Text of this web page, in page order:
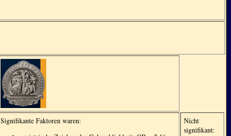
Signifikante Faktoren waren:
Nicht
signifikant: